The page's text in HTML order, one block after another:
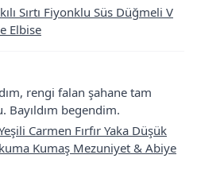
Sırtı Fiyonklu Süs Düğmeli V
Elbise
rengi falan şahane tam
begendim.
Carmen Fırfır Yaka Düşük
Kumaş Mezuniyet & Abiye